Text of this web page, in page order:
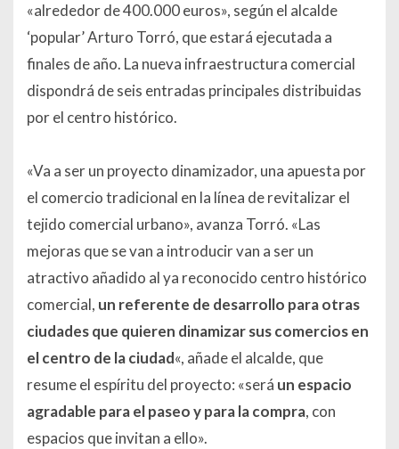
«alrededor de 400.000 euros», según el alcalde
‘popular’ Arturo Torró, que estará ejecutada a
finales de año. La nueva infraestructura comercial
dispondrá de seis entradas principales distribuidas
por el centro histórico.
«Va a ser un proyecto dinamizador, una apuesta por
el comercio tradicional en la línea de revitalizar el
tejido comercial urbano», avanza Torró. «Las
mejoras que se van a introducir van a ser un
atractivo añadido al ya reconocido centro histórico
comercial, un referente de desarrollo para otras
ciudades que quieren dinamizar sus comercios en
el centro de la ciudad«, añade el alcalde, que
resume el espíritu del proyecto: «será un espacio
agradable para el paseo y para la compra, con
espacios que invitan a ello».